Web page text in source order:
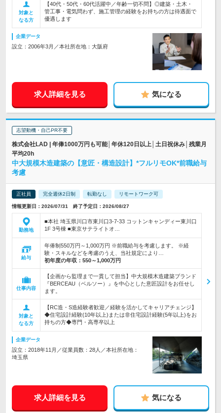
対象と
なる方
【40代・50代・60代活躍中／年齢一切不問】◎建築・土木・
管工事・電気問わず、施工管理の経験をお持ちの方は待遇面で
優遇します
企業データ
設立：2006年3月／本社所在地：大阪府
求人詳細を見る 気になる
志望動機・自己PR不要
株式会社LAD | 年俸1000万円も可能│年休120日以上│土日祝休み│残業月
平均20h
中大規模木造建築の【意匠・構造設計】*フルリモOK*前職給与
考慮
正社員 完全週休2日制 転勤なし リモートワーク可
情報更新日：2026/07/31 終了予定日：2026/08/27
勤務地
■本社 埼玉県川口市東川口3-7-33 コットンキャンディー東川口
1F 3号棟 ■東京サテライトオ…
給与
年俸制550万円～1,000万円 ※前職給与を考慮します。 ※経
験・スキルなどを考慮のうえ、当社規定により…
初年度の年収： 550～1,000万円
仕事内容
【企画から監理まで一貫して担当】中大規模木造建築ブランド
『BERCEAU（ベルソー）』を中心とした意匠設計をお任せし
ます。
対象と
なる方
【RC造・S造経験者歓迎／経験を活かしてキャリアチェンジ】
◆住宅設計経験(10年以上)または非住宅設計経験(5年以上)をお
持ちの方◆専門・高専卒以上
企業データ
設立：2018年11月／従業員数：28人／本社所在地：
埼玉県
求人詳細を見る 気になる